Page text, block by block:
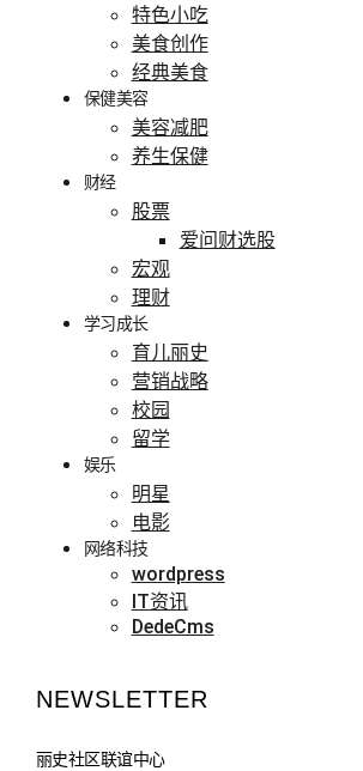
特色小吃
美食创作
经典美食
保健美容
美容减肥
养生保健
财经
股票
爱问财选股
宏观
理财
学习成长
育儿丽史
营销战略
校园
留学
娱乐
明星
电影
网络科技
wordpress
IT资讯
DedeCms
NEWSLETTER
丽史社区联谊中心